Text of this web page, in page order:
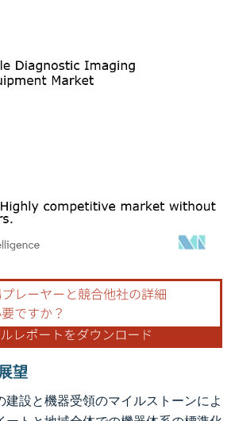
。再利用にはCC BY 4.0の表示が必要です。
望
建設と機器受領のマイルストーンによ